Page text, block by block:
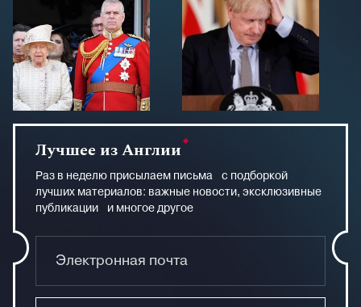
Лучшее из Англии
Раз в неделю присылаем письма с подборкой
лучших материалов: важные новости, эксклюзивные
публикации и многое другое